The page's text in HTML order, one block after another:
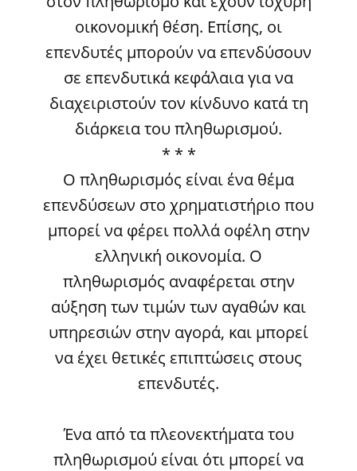
οικονομική θέση. Επίσης, οι
επενδυτές μπορούν να επενδύσουν
σε επενδυτικά κεφάλαια για να
διαχειριστούν τον κίνδυνο κατά τη
διάρκεια του πληθωρισμού.
* * *
Ο πληθωρισμός είναι ένα θέμα
επενδύσεων στο χρηματιστήριο που
μπορεί να φέρει πολλά οφέλη στην
ελληνική οικονομία. Ο
πληθωρισμός αναφέρεται στην
αύξηση των τιμών των αγαθών και
υπηρεσιών στην αγορά, και μπορεί
να έχει θετικές επιπτώσεις στους
επενδυτές.
Ένα από τα πλεονεκτήματα του
πληθωρισμού είναι ότι μπορεί να